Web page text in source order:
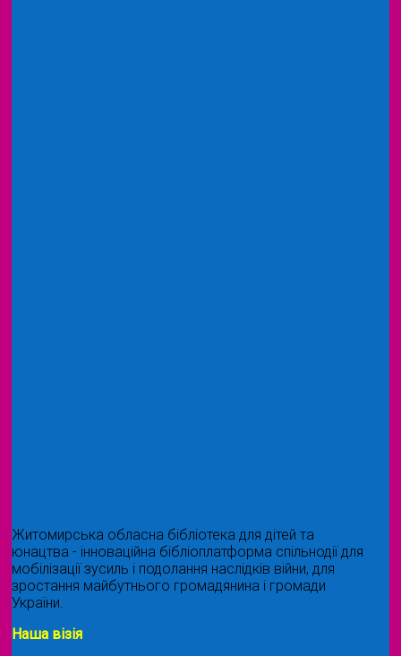
Житомирська обласна бібліотека для дітей та
юнацтва - інноваційна бібліоплатформа спільнодії для
мобілізації зусиль і подолання наслідків війни, для
зростання майбутнього громадянина і громади
України.
Наша візія